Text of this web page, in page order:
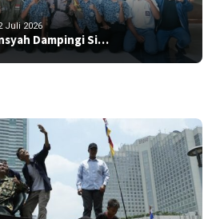
Juli 2026
Dampingi Si…